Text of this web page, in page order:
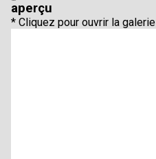
aperçu
* Cliquez pour ouvrir la galerie